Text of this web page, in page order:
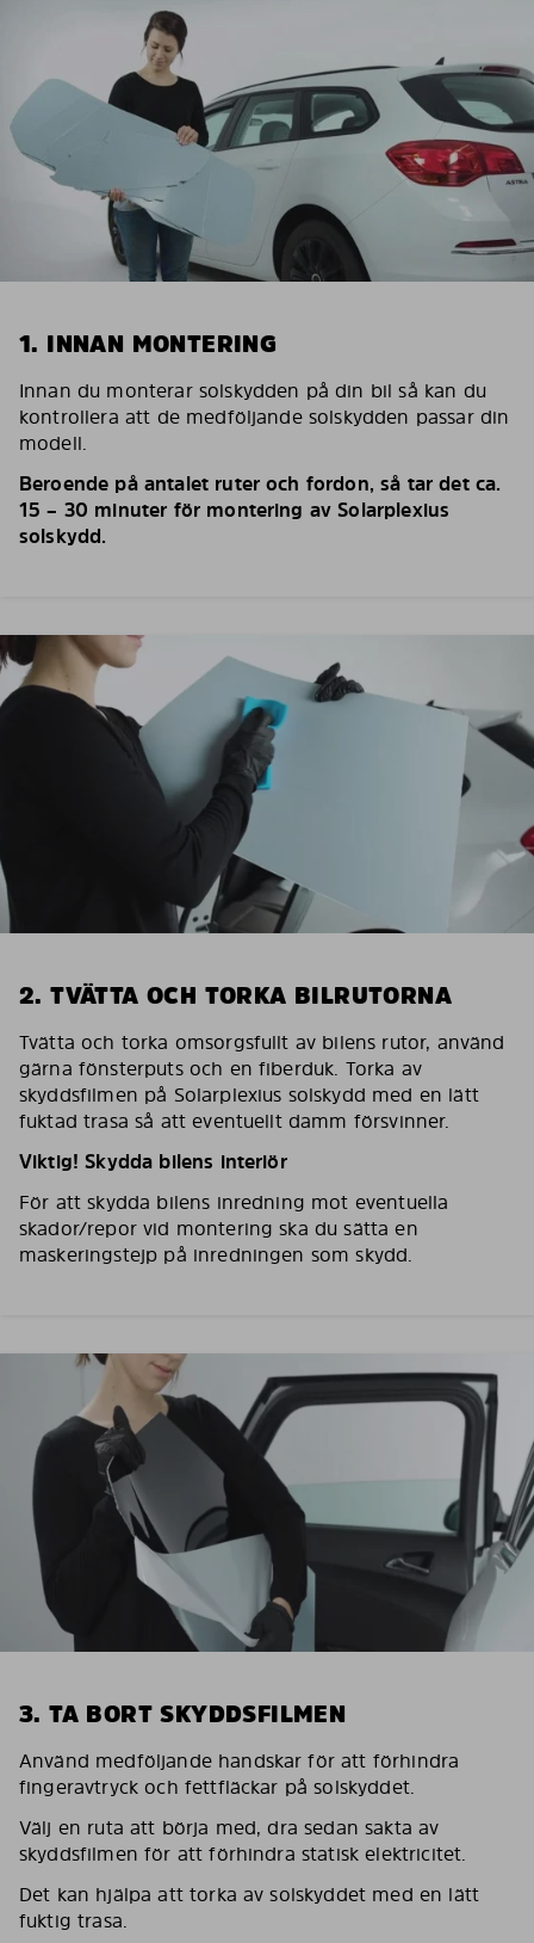
1. INNAN MONTERING
Innan du monterar solskydden på din bil så kan du
kontrollera att de medföljande solskydden passar din
modell.
Beroende på antalet ruter och fordon, så tar det ca.
15 – 30 minuter för montering av Solarplexius
solskydd.
2. TVÄTTA OCH TORKA BILRUTORNA
Tvätta och torka omsorgsfullt av bilens rutor, använd
gärna fönsterputs och en fiberduk. Torka av
skyddsfilmen på Solarplexius solskydd med en lätt
fuktad trasa så att eventuellt damm försvinner.
Viktig! Skydda bilens interiör
För att skydda bilens inredning mot eventuella
skador/repor vid montering ska du sätta en
maskeringstejp på inredningen som skydd.
3. TA BORT SKYDDSFILMEN
Använd medföljande handskar för att förhindra
fingeravtryck och fettfläckar på solskyddet.
Välj en ruta att börja med, dra sedan sakta av
skyddsfilmen för att förhindra statisk elektricitet.
Det kan hjälpa att torka av solskyddet med en lätt
fuktig trasa.